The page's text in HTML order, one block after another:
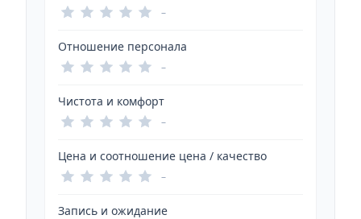
–
Отношение персонала
–
Чистота и комфорт
–
Цена и соотношение цена / качество
–
Запись и ожидание